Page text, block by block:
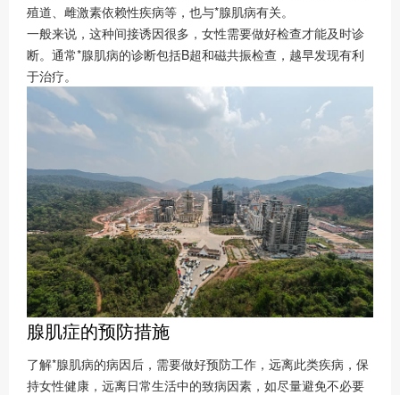
殖道、雌激素依赖性疾病等，也与*腺肌病有关。
一般来说，这种间接诱因很多，女性需要做好检查才能及时诊
断。通常*腺肌病的诊断包括B超和磁共振检查，越早发现有利
于治疗。
腺肌症的预防措施
了解*腺肌病的病因后，需要做好预防工作，远离此类疾病，保
持女性健康，远离日常生活中的致病因素，如尽量避免不必要